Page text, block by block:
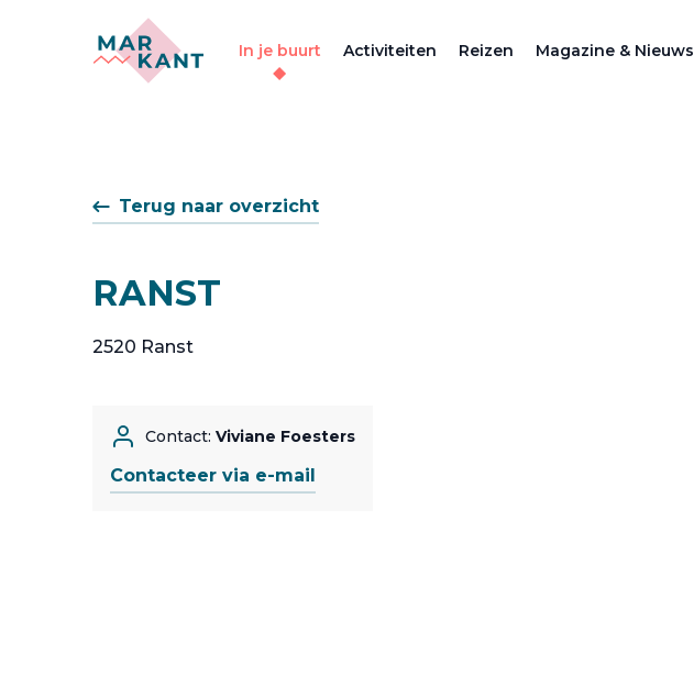
In je buurt Activiteiten Reizen Magazine & Nieuws
Terug naar overzicht
RANST
2520 Ranst
Contact: Viviane Foesters
Contacteer via e-mail